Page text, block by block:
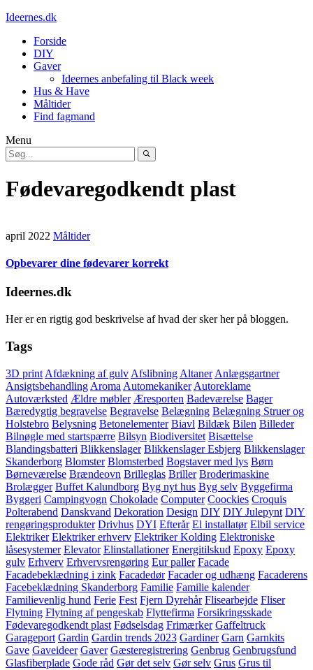
Ideernes.dk
Forside
DIY
Gaver
Ideernes anbefaling til Black week
Hus & Have
Måltider
Find fagmand
Menu
Fødevaregodkendt plast
april 2022 Måltider
Opbevarer dine fødevarer korrekt
Ideernes.dk
Her er en rigtig god beskrivelse af hvad der sker her på bloggen.
Tags
3D print Afdækning af gulv Afslibning Altaner Anlægsgartner
Ansigtsbehandling Aroma Automekaniker Autoreklame
Autoværksted Ældre møbler Æresporten Badeværelse Bager
Bæredygtig begravelse Begravelse Belægning Belægning Struer og
Holstebro Belysning Betonelementer Biavl Bildæk Bilen Billeder
Bilnøgle med startspærre Bilsyn Biodiversitet Bisættelse
Blandingsbatteri Blikkenslager Blikkenslager Esbjerg Blikkenslager
Skanderborg Blomster Blomsterbed Bogstaver med lys Børn
Børneværelse Brændeovn Brilleglas Briller Broderimaskine
Brolægger Buffet Kalundborg Byg nyt hus Byg selv Byggefirma
Byggeri Campingvogn Chokolade Computer Coockies Croquis
Polterabend Danskvand Dekoration Design DIY DIY Julepynt DIY
rengøringsprodukter Drivhus DYI Efterår El installatør Elbil service
Elektriker Elektriker erhverv Elektriker Kolding Elektroniske
låsesystemer Elevator Elinstallationer Energitilskud Epoxy Epoxy
gulv Erhverv Erhvervsrengøring Eur paller Facade
Facadebeklædning i zink Facadedør Facader og udhæng Facaderens
Facebeklædning Skanderborg Familie Familie kalender
Familievenlig hund Ferie Fest Fjern Dyrehår Flisearbejde Fliser
Flytning Flytning af pengeskab Flyttefirma Forsikringsskade
Fødevaregodkendt plast Fødselsdag Frimærker Gaffeltruck
Garageport Gardin Gardin trends 2023 Gardiner Garn Garnkits
Gave Gaveideer Gaver Gæsteregistrering Genbrug Genbrugsfund
Glasfiberplade Gode råd Gør det selv Gør selv Grus Grus til